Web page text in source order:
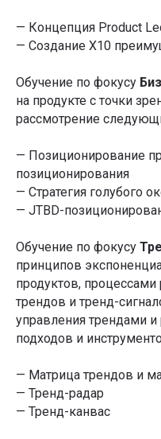
— Концепция Product
— Создание Х10
Обучение по фокусу
на продукте с точки
рассмотрение
— Позиционирование
позиционирования
— Стратегия голубого
— JTBD-
Обучение по фокусу
принципов
продуктов,
трендов и тренд-
управления трендами
подходов и
— Матрица трендов и
— Тренд-радар
— Тренд-канвас
рассылку со
которую читают